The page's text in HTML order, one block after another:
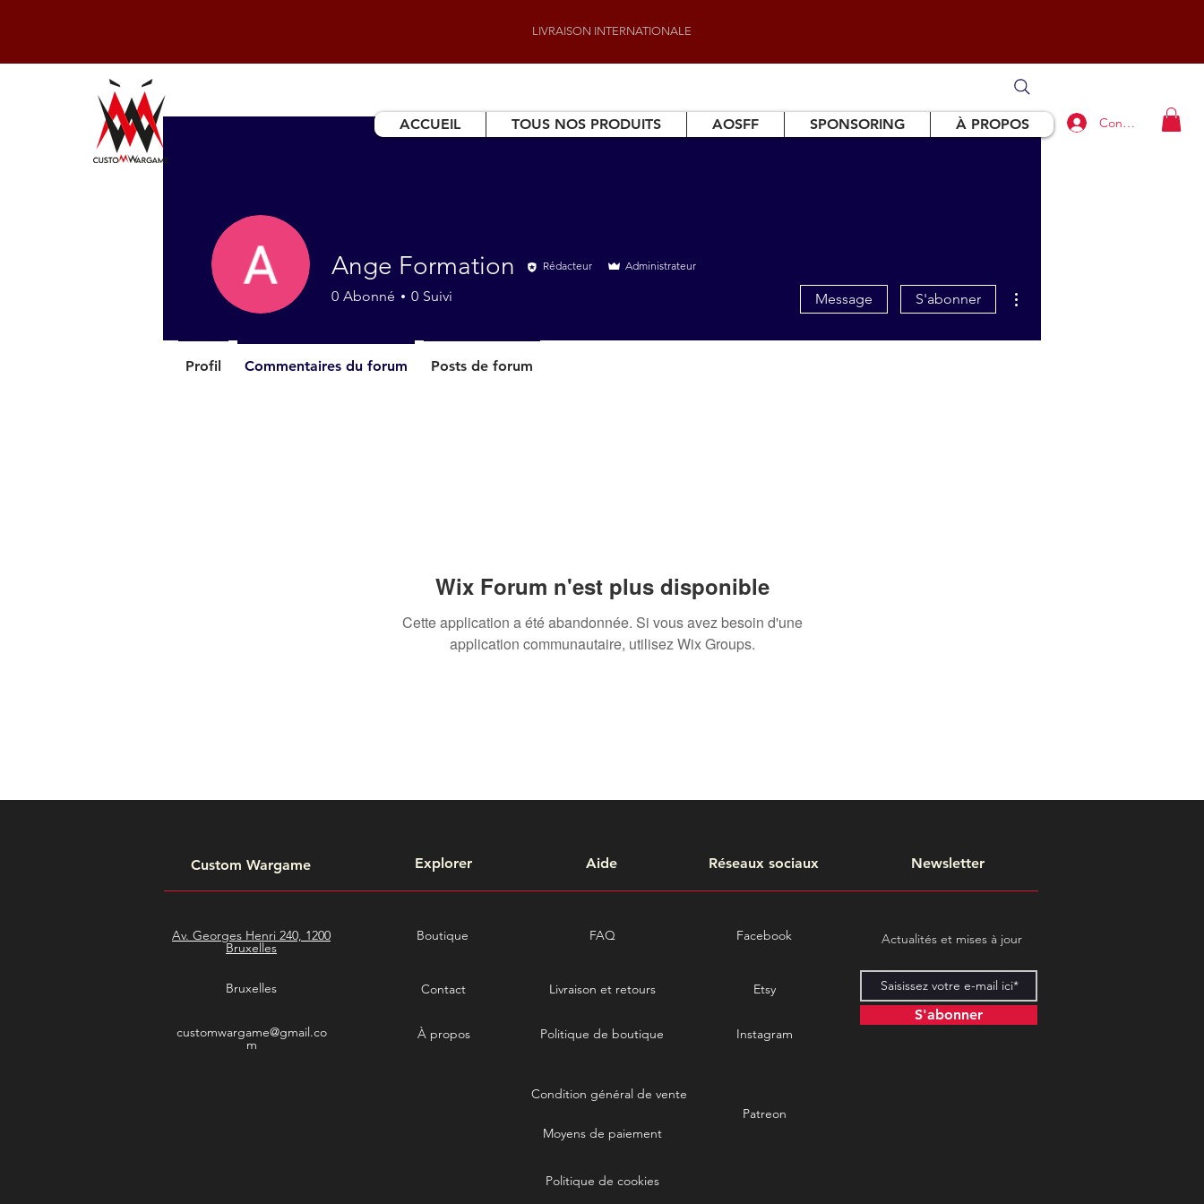
ACCUEIL TOUS NOS PRODUITS AOSFF SPONSORING À PROPOS Connexion
LIVRAISON INTERNATIONALE
Wix Forum n'est plus disponible
Cette application a été abandonnée. Si vous avez besoin d'une
application communautaire, utilisez Wix Groups.
Ange Formation Rédacteur Administrateur
0 Abonné 0 Suivi Message S'abonner
Profil Commentaires du forum Posts de forum
Custom Wargame Explorer Aide Réseaux sociaux Newsletter
Av. Georges Henri 240, 1200
Bruxelles
Bruxelles
customwargame@gmail.co
m
Boutique FAQ
Contact Livraison et retours
À propos Politique de boutique
Facebook
Etsy
Instagram
Actualités et mises à jour
S'abonner
Condition général de vente
Patreon
Moyens de paiement
Politique de cookies